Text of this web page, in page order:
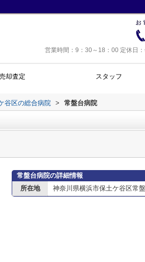
営業時間：9：30～18：00 定休日
却査定 スタッフ
谷区の総合病院 > 常盤台病院
常盤台病院の詳細情報
所在地
神奈川県横浜市保土ケ谷区常